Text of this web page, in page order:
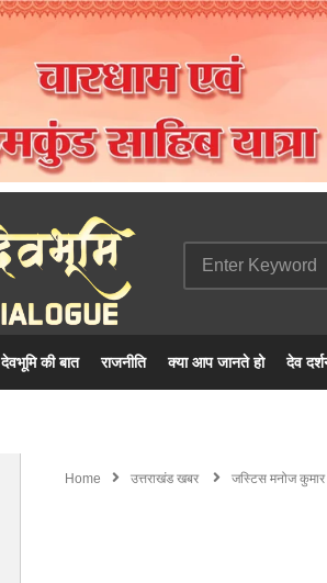
देवभूमि की बात राजनीति क्या आप जानते हो देव
Home उत्तराखंड खबर जस्टिस मनोज